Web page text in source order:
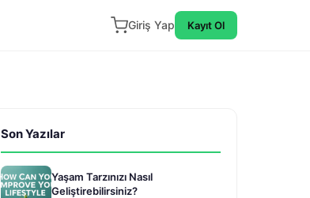
Giriş Yap Kayıt Ol
Son Yazılar
Yaşam Tarzınızı Nasıl
Geliştirebilirsiniz?